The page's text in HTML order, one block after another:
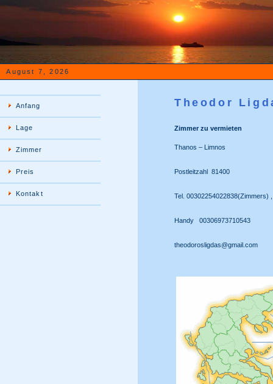
August 7, 2026
Anfang
Lage
Zimmer
Preis
Kontakt
Theodor
Zimmer zu vermieten
Thanos – Limnos
Postleitzahl 81400
Tel. 00302254022838(Zimmers)
Handy 00306973710543
theodorosligdas@gmail.com